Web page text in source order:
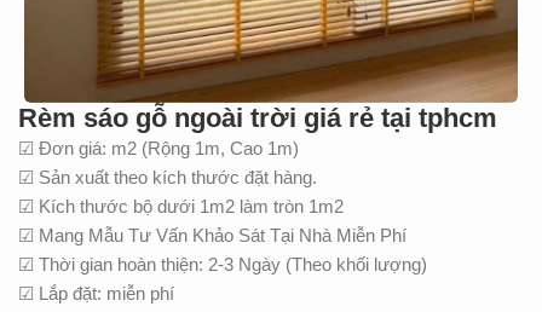
Rèm sáo gỗ ngoài trời giá rẻ tại tphcm
☑ Đơn giá: m2 (Rộng 1m, Cao 1m)
☑ Sản xuất theo kích thước đặt hàng.
☑ Kích thước bộ dưới 1m2 làm tròn 1m2
☑ Mang Mẫu Tư Vấn Khảo Sát Tại Nhà Miễn Phí
☑ Thời gian hoàn thiện: 2-3 Ngày (Theo khối lượng)
☑ Lắp đặt: miễn phí